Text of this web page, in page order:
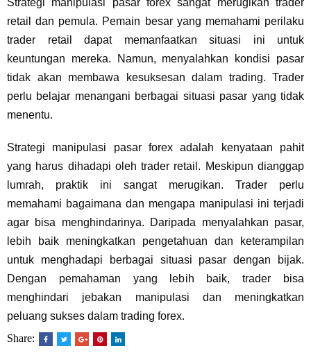
retail dan pemula. Pemain besar yang memahami perilaku
trader retail dapat memanfaatkan situasi ini untuk
keuntungan mereka. Namun, menyalahkan kondisi pasar
tidak akan membawa kesuksesan dalam trading. Trader
perlu belajar menangani berbagai situasi pasar yang tidak
menentu.
Strategi manipulasi pasar forex adalah kenyataan pahit
yang harus dihadapi oleh trader retail. Meskipun dianggap
lumrah, praktik ini sangat merugikan. Trader perlu
memahami bagaimana dan mengapa manipulasi ini terjadi
agar bisa menghindarinya. Daripada menyalahkan pasar,
lebih baik meningkatkan pengetahuan dan keterampilan
untuk menghadapi berbagai situasi pasar dengan bijak.
Dengan pemahaman yang lebih baik, trader bisa
menghindari jebakan manipulasi dan meningkatkan
peluang sukses dalam trading forex.
Share: